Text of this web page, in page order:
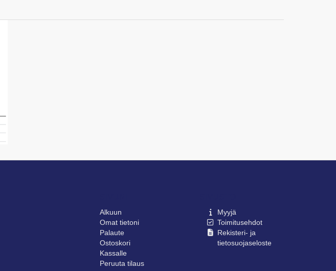
Alkuun
Omat tietoni
Palaute
Ostoskori
Kassalle
Peruuta tilaus
Myyjä
Toimitusehdot
Rekisteri- ja
tietosuojaseloste